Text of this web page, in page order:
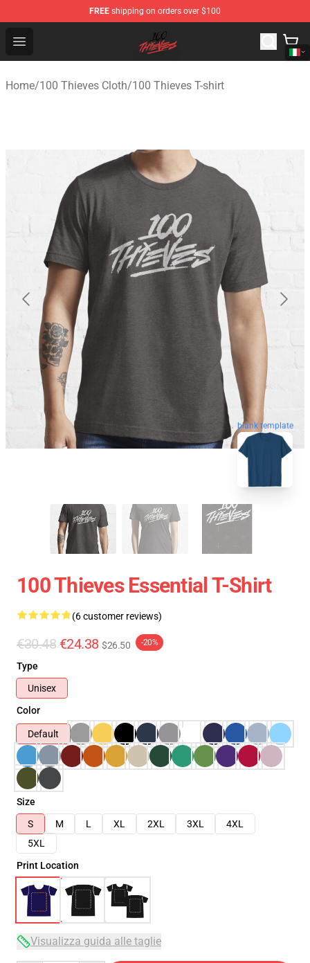
FREE shipping on orders over $100
Open menu
100 Thieves Shop - Official 100 Thieves Merchandise
Home/100 Thieves Cloth/100 Thieves T-shirt
blank template
100 Thieves Essential T-Shirt
(6 customer reviews)
€30.48 €24.38 $26.50 -20%
Type
Unisex
Color
Default
Size
S
M L XL 2XL 3XL
4XL
5XL
Print Location
Visualizza guida alle taglie